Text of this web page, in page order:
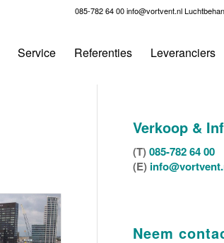
085-782 64 00info@vortvent.nl
Service Referenties Leveranciers
Verkoop &
(T)085-782 64 00
(E)
Neem